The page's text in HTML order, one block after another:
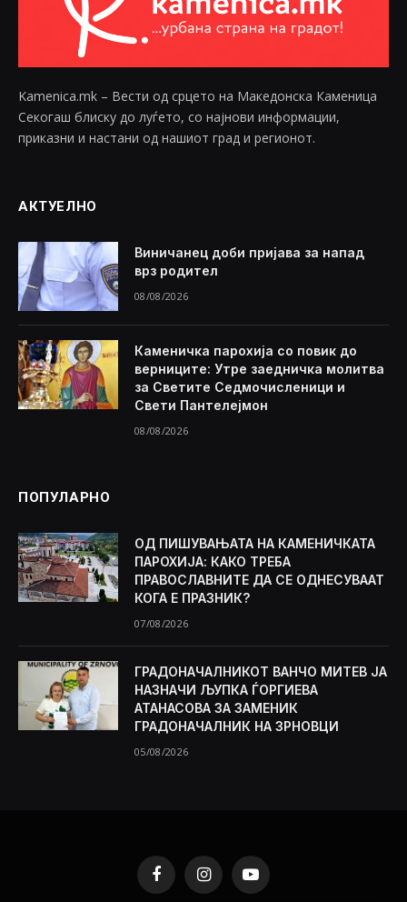
Kamenica.mk – Вести од срцето на Македонска Каменица
Секогаш блиску до луѓето, со најнови информации,
приказни и настани од нашиот град и регионот.
АКТУЕЛНО
Виничанец доби пријава за напад
врз родител
08/08/2026
Каменичка парохија со повик до
верниците: Утре заедничка молитва
за Светите Седмочисленици и
Свети Пантелејмон
08/08/2026
ПОПУЛАРНО
ОД ПИШУВАЊАТА НА КАМЕНИЧКАТА
ПАРОХИЈА: КАКО ТРЕБА
ПРАВОСЛАВНИТЕ ДА СЕ ОДНЕСУВААТ
КОГА Е ПРАЗНИК?
07/08/2026
ГРАДОНАЧАЛНИКОТ ВАНЧО МИТЕВ ЈА
НАЗНАЧИ ЉУПКА ЃОРГИЕВА
АТАНАСОВА ЗА ЗАМЕНИК
ГРАДОНАЧАЛНИК НА ЗРНОВЦИ
05/08/2026
FacebookInstagramYouTube